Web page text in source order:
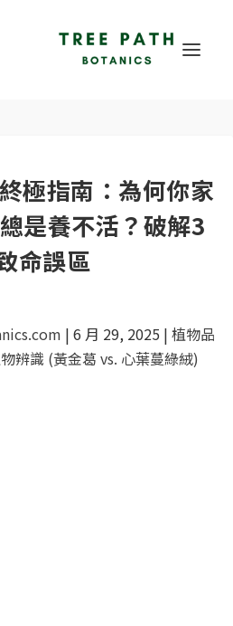
極指南：為何你家
是養不活？破解3
命誤區
| 6 月 29, 2025 | 植物品
辨識 (黃金葛 vs. 心葉蔓綠絨)